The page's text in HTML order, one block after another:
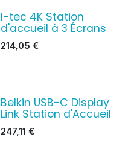
I-tec 4K Station
d'accueil à 3 Écrans
214,05 €
Belkin USB-C Display
Link Station d'Accueil
247,11 €